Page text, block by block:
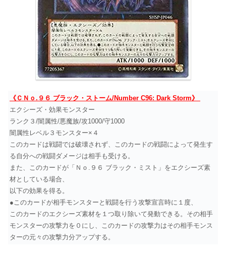
《ＣＮｏ.９６ ブラック・ストーム/Number C96: Dark Storm》
エクシーズ・効果モンスター
ランク３/闇属性/悪魔族/攻1000/守1000
闇属性レベル３モンスター×４
このカードは戦闘では破壊されず、このカードの戦闘によって発生す
る自分への戦闘ダメージは相手も受ける。
また、このカードが「Ｎｏ.９６ ブラック・ミスト」をエクシーズ素
材としている場合、
以下の効果を得る。
●このカードが相手モンスターと戦闘を行う攻撃宣言時に１度、
このカードのエクシーズ素材を１つ取り除いて発動できる。その相手
モンスターの攻撃力を０にし、このカードの攻撃力はその相手モンス
ターの元々の攻撃力分アップする。